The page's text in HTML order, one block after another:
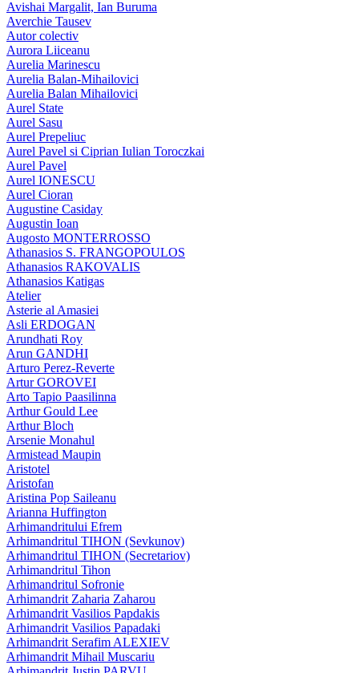
Avishai Margalit, Ian Buruma
Averchie Tausev
Autor colectiv
Aurora Liiceanu
Aurelia Marinescu
Aurelia Balan-Mihailovici
Aurelia Balan Mihailovici
Aurel State
Aurel Sasu
Aurel Prepeliuc
Aurel Pavel si Ciprian Iulian Toroczkai
Aurel Pavel
Aurel IONESCU
Aurel Cioran
Augustine Casiday
Augustin Ioan
Augosto MONTERROSSO
Athanasios S. FRANGOPOULOS
Athanasios RAKOVALIS
Athanasios Katigas
Atelier
Asterie al Amasiei
Asli ERDOGAN
Arundhati Roy
Arun GANDHI
Arturo Perez-Reverte
Artur GOROVEI
Arto Tapio Paasilinna
Arthur Gould Lee
Arthur Bloch
Arsenie Monahul
Armistead Maupin
Aristotel
Aristofan
Aristina Pop Saileanu
Arianna Huffington
Arhimandritului Efrem
Arhimandritul TIHON (Sevkunov)
Arhimandritul TIHON (Secretariov)
Arhimandritul Tihon
Arhimandritul Sofronie
Arhimandrit Zaharia Zaharou
Arhimandrit Vasilios Papdakis
Arhimandrit Vasilios Papadaki
Arhimandrit Serafim ALEXIEV
Arhimandrit Mihail Muscariu